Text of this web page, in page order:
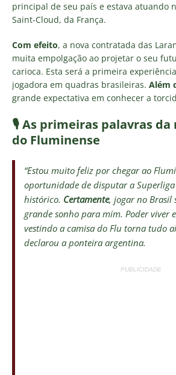
principal de seu país e estava atuando
Saint-Cloud, da França.
Com efeito, a nova contratada das
muita empolgação ao projetar o seu
carioca. Esta será a primeira
jogadora em quadras brasileiras. Além
grande expectativa em conhecer a
🎙️ As primeiras palavras da
do Fluminense
“Estou muito feliz por chegar ao
oportunidade de disputar a
histórico. Certamente, jogar no Brasil
grande sonho para mim. Poder viver
vestindo a camisa do Flu torna tudo
declarou a ponteira argentina.
PUBLICIDADE